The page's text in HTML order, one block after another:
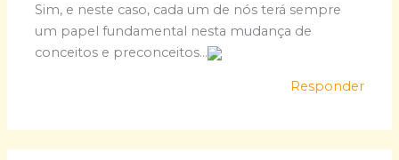
Sim, e neste caso, cada um de nós terá sempre
um papel fundamental nesta mudança de
conceitos e preconceitos…
Responder